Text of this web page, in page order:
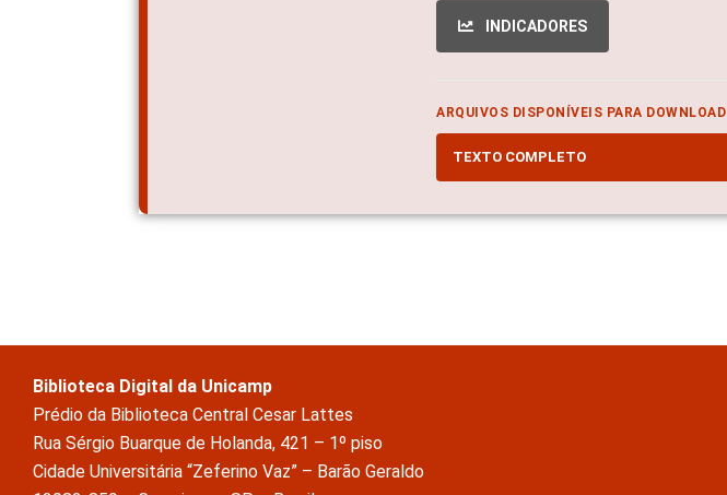
INDICADORES
ARQUIVOS DISPONÍVEIS PARA DOWNLOAD
TEXTO COMPLETO
Biblioteca Digital da Unicamp
Prédio da Biblioteca Central Cesar Lattes
Rua Sérgio Buarque de Holanda, 421 – 1º piso
Cidade Universitária “Zeferino Vaz” – Barão Geraldo